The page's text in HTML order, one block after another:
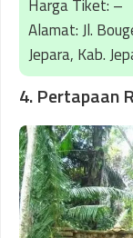
Harga Tiket: –
Alamat: Jl.
Jepara, Kab.
4. Pertapaan